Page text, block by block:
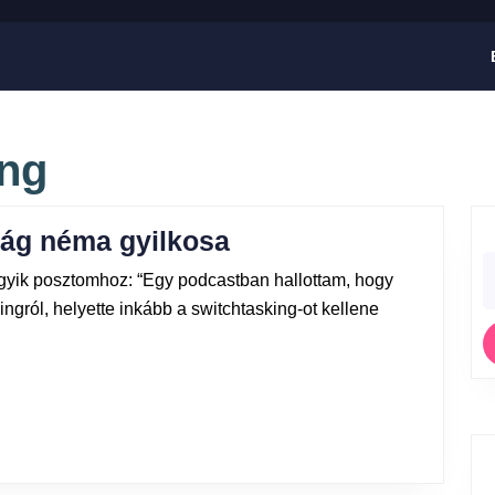
néma gyilkosa
posztomhoz: “Egy podcastban hallottam, hogy
helyette inkább a switchtasking-ot kellene